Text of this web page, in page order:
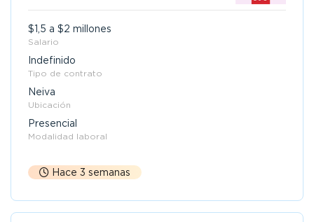
$1,5 a $2 millones
Salario
Indefinido
Tipo de contrato
Neiva
Ubicación
Presencial
Modalidad laboral
Hace 3 semanas